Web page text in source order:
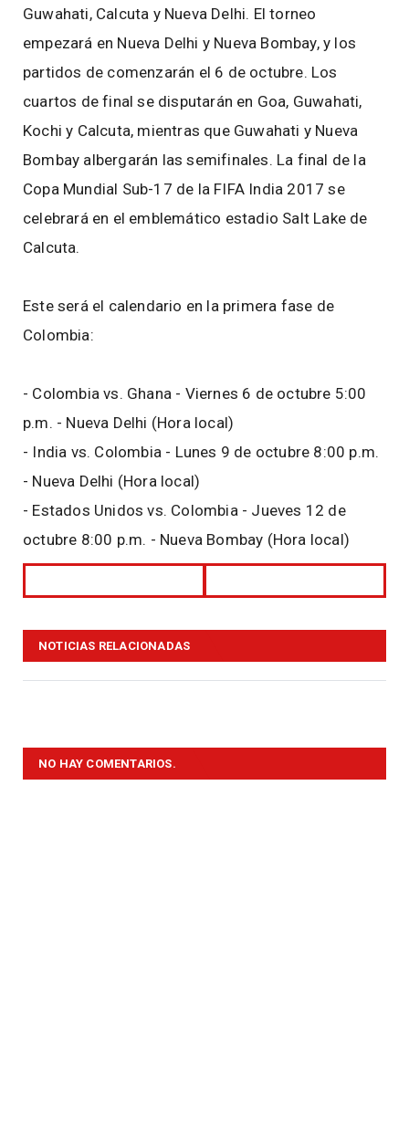
Guwahati, Calcuta y Nueva Delhi. El torneo
empezará en Nueva Delhi y Nueva Bombay, y los
partidos de comenzarán el 6 de octubre. Los
cuartos de final se disputarán en Goa, Guwahati,
Kochi y Calcuta, mientras que Guwahati y Nueva
Bombay albergarán las semifinales. La final de la
Copa Mundial Sub-17 de la FIFA India 2017 se
celebrará en el emblemático estadio Salt Lake de
Calcuta.
Este será el calendario en la primera fase de
Colombia:
- Colombia vs. Ghana - Viernes 6 de octubre 5:00
p.m. - Nueva Delhi (Hora local)
- India vs. Colombia - Lunes 9 de octubre 8:00 p.m.
- Nueva Delhi (Hora local)
- Estados Unidos vs. Colombia - Jueves 12 de
octubre 8:00 p.m. - Nueva Bombay (Hora local)
NOTICIAS RELACIONADAS
NO HAY COMENTARIOS.